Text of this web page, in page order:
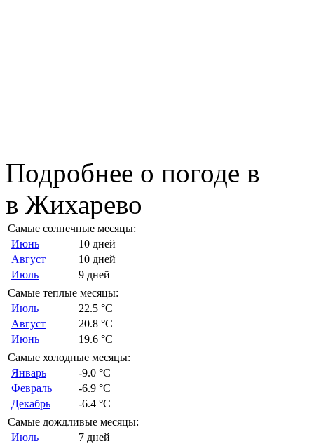
Подробнее о погоде в
в Жихарево
Самые солнечные месяцы:
Июнь
10 дней
Август
10 дней
Июль
9 дней
Самые теплые месяцы:
Июль
22.5 °C
Август
20.8 °C
Июнь
19.6 °C
Самые холодные месяцы:
Январь
-9.0 °C
Февраль
-6.9 °C
Декабрь
-6.4 °C
Самые дождливые месяцы:
Июль
7 дней